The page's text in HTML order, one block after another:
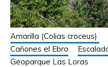
Amarilla (Colias croceus)
Cañones el Ebro
Geoparque Las Loras